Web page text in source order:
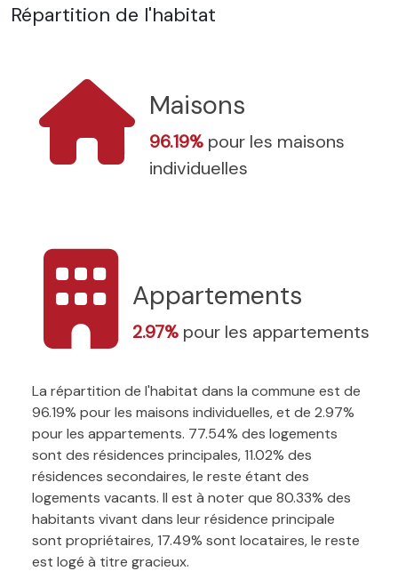
Répartition de l'habitat
Maisons
96.19% pour les maisons
individuelles
Appartements
2.97% pour les appartements
La répartition de l'habitat dans la commune est de
96.19% pour les maisons individuelles, et de 2.97%
pour les appartements. 77.54% des logements
sont des résidences principales, 11.02% des
résidences secondaires, le reste étant des
logements vacants. Il est à noter que 80.33% des
habitants vivant dans leur résidence principale
sont propriétaires, 17.49% sont locataires, le reste
est logé à titre gracieux.